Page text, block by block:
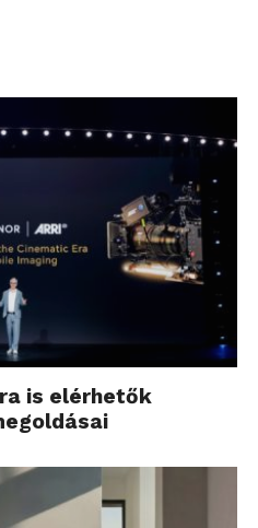
is elérhetők